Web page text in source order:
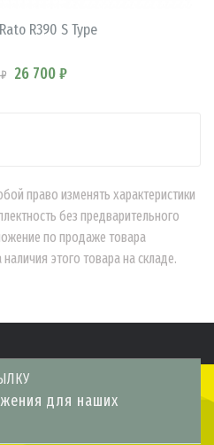
R390 S Type
26 700 ₽
право изменять характеристики
без предварительного
по продаже товара
этого товара на складе.
для наших